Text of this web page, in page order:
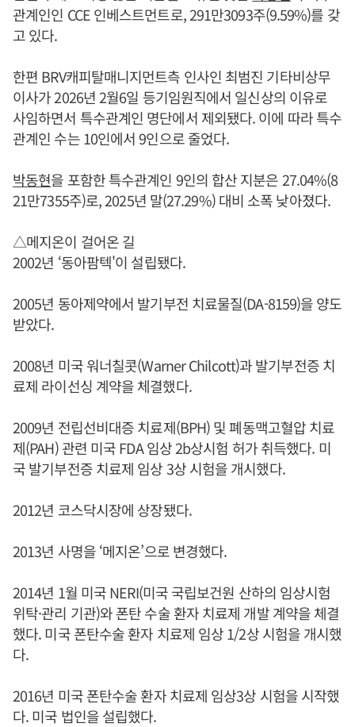
관계인인 CCE 인베스트먼트로, 291만3093주(9.59%)를 갖
고 있다.
한편 BRV캐피탈매니지먼트측 인사인 최범진 기타비상무
이사가 2026년 2월6일 등기임원직에서 일신상의 이유로
사임하면서 특수관계인 명단에서 제외됐다. 이에 따라 특수
관계인 수는 10인에서 9인으로 줄었다.
박동현을 포함한 특수관계인 9인의 합산 지분은 27.04%(8
21만7355주)로, 2025년 말(27.29%) 대비 소폭 낮아졌다.
△메지온이 걸어온 길
2002년 ‘동아팜텍'이 설립됐다.
2005년 동아제약에서 발기부전 치료물질(DA-8159)을 양도
받았다.
2008년 미국 워너칠콧(Warner Chilcott)과 발기부전증 치
료제 라이선싱 계약을 체결했다.
2009년 전립선비대증 치료제(BPH) 및 폐동맥고혈압 치료
제(PAH) 관련 미국 FDA 임상 2b상시험 허가 취득했다. 미
국 발기부전증 치료제 임상 3상 시험을 개시했다.
2012년 코스닥시장에 상장됐다.
2013년 사명을 ‘메지온’으로 변경했다.
2014년 1월 미국 NERI(미국 국립보건원 산하의 임상시험
위탁·관리 기관)와 폰탄 수술 환자 치료제 개발 계약을 체결
했다. 미국 폰탄수술 환자 치료제 임상 1/2상 시험을 개시했
다.
2016년 미국 폰탄수술 환자 치료제 임상3상 시험을 시작했
다. 미국 법인을 설립했다.